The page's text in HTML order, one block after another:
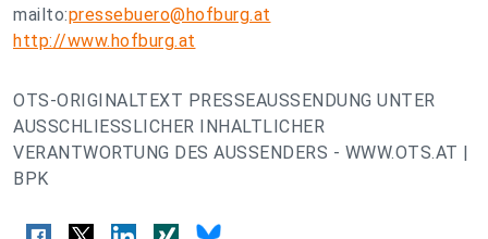
mailto:pressebuero@hofburg.at
http://www.hofburg.at
OTS-ORIGINALTEXT PRESSEAUSSENDUNG UNTER
AUSSCHLIESSLICHER INHALTLICHER
VERANTWORTUNG DES AUSSENDERS - WWW.OTS.AT |
BPK